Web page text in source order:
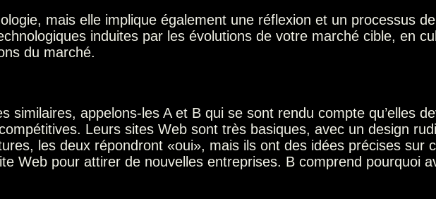
mais elle implique également une réflexion et un processus
induites par les évolutions de votre marché cible, en
du marché.
similaires, appelons-les A et B qui se sont rendu compte qu’elles
Leurs sites Web sont très basiques, avec un design
les deux répondront «oui», mais ils ont des idées précises sur
Web pour attirer de nouvelles entreprises. B comprend pourquoi